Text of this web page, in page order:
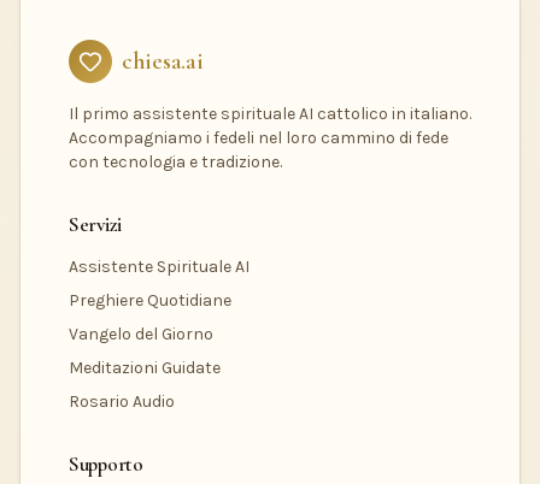
chiesa.ai
Il primo assistente spirituale AI cattolico in italiano.
Accompagniamo i fedeli nel loro cammino di fede
con tecnologia e tradizione.
Servizi
Assistente Spirituale AI
Preghiere Quotidiane
Vangelo del Giorno
Meditazioni Guidate
Rosario Audio
Supporto